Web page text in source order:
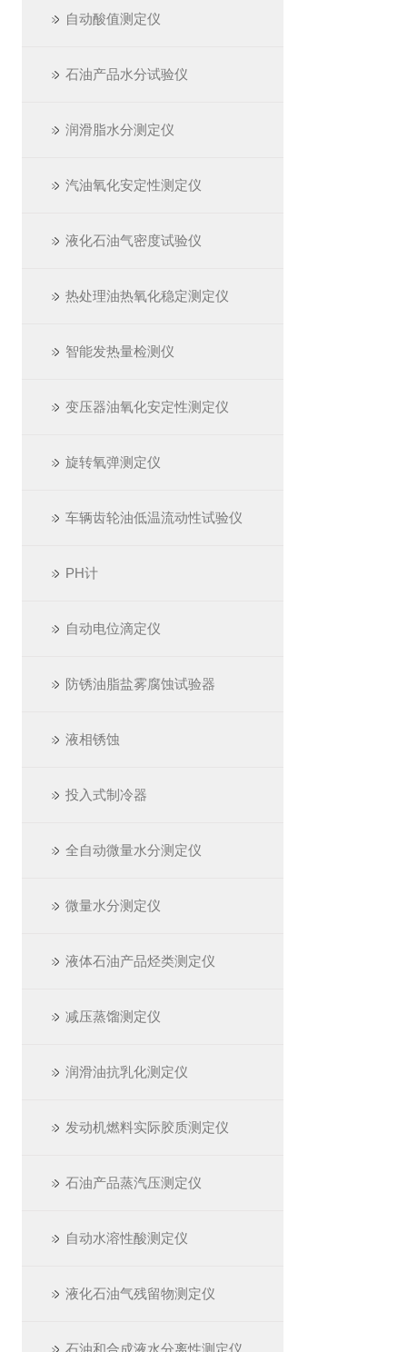
自动酸值测定仪
石油产品水分试验仪
润滑脂水分测定仪
汽油氧化安定性测定仪
液化石油气密度试验仪
热处理油热氧化稳定测定仪
智能发热量检测仪
变压器油氧化安定性测定仪
旋转氧弹测定仪
车辆齿轮油低温流动性试验仪
PH计
自动电位滴定仪
防锈油脂盐雾腐蚀试验器
液相锈蚀
投入式制冷器
全自动微量水分测定仪
微量水分测定仪
液体石油产品烃类测定仪
减压蒸馏测定仪
润滑油抗乳化测定仪
发动机燃料实际胶质测定仪
石油产品蒸汽压测定仪
自动水溶性酸测定仪
液化石油气残留物测定仪
石油和合成液水分离性测定仪